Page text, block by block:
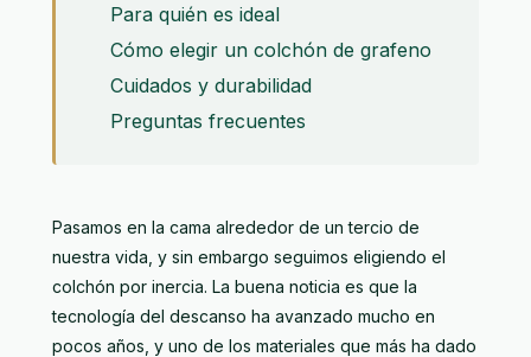
Para quién es ideal
Cómo elegir un colchón de grafeno
Cuidados y durabilidad
Preguntas frecuentes
Pasamos en la cama alrededor de un tercio de
nuestra vida, y sin embargo seguimos eligiendo el
colchón por inercia. La buena noticia es que la
tecnología del descanso ha avanzado mucho en
pocos años, y uno de los materiales que más ha dado